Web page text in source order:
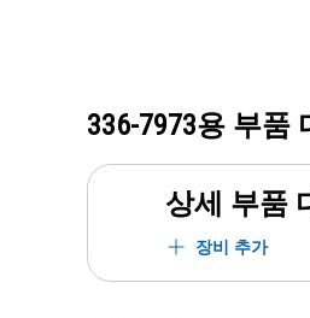
336-7973용 부품
상세 부품
장비 추가